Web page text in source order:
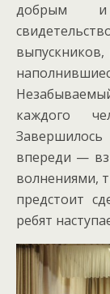
добрым
выпускников,
каждого
впереди —
волнениями,
предстоит
ребят